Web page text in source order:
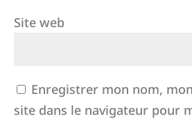
Site web
Enregistrer mon nom,
site dans le navigateur pour